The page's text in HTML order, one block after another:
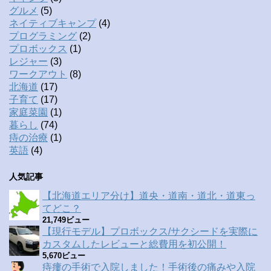
グルメ (5)
ネイティブキャンプ(4)
プログラミング (2)
プロボックス (1)
レジャー (3)
ワークアウト (8)
北海道 (17)
子育て (17)
家庭菜園 (1)
暮らし (74)
痔の治療 (1)
英語 (4)
人気記事
【北海道エリア分け】道央・道南・道北・道東っ
てどこ？
21,749ビュー
【現行モデル】プロボックス/サクシードを実際に
カスタムしたレビューと総費用を初公開！
5,670ビュー
痔瘻の手術で入院しました！手術後の痛みや入院